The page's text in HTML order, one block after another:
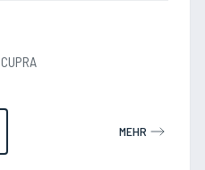
CUPRA
MEHR